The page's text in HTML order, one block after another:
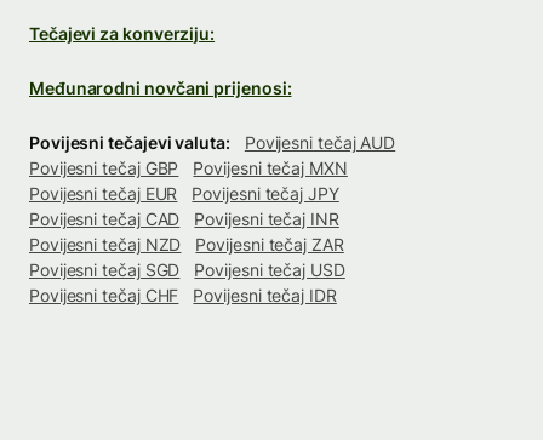
Tečajevi za konverziju:
Međunarodni novčani prijenosi:
Povijesni tečajevi valuta:
Povijesni tečaj AUD
Povijesni tečaj GBP
Povijesni tečaj MXN
Povijesni tečaj EUR
Povijesni tečaj JPY
Povijesni tečaj CAD
Povijesni tečaj INR
Povijesni tečaj NZD
Povijesni tečaj ZAR
Povijesni tečaj SGD
Povijesni tečaj USD
Povijesni tečaj CHF
Povijesni tečaj IDR